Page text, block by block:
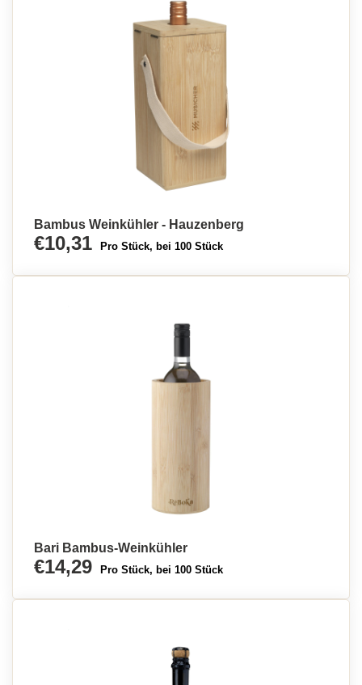
Bambus Weinkühler - Hauzenberg
€10,31 Pro Stück, bei 100 Stück
Bari Bambus-Weinkühler
€14,29 Pro Stück, bei 100 Stück